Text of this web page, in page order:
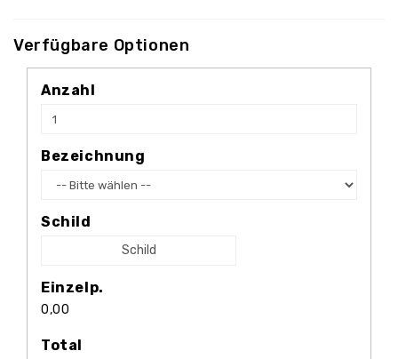
Verfügbare Optionen
Anzahl
Bezeichnung
Schild
Schild
Einzelp.
0,00
Total